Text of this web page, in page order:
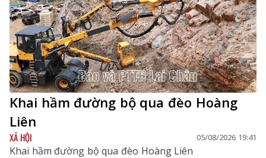
Khai hầm đường bộ qua đèo Hoàng
Liên
XÃ HỘI 05/08/2026 19:41
Khai hầm đường bộ qua đèo Hoàng Liên